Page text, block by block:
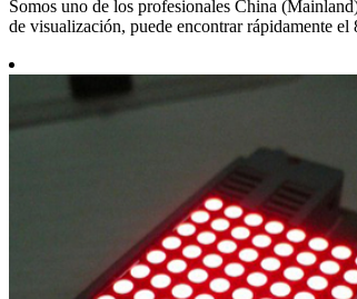
Somos uno de los profesionales China
de visualización, puede encontrar rápidamente